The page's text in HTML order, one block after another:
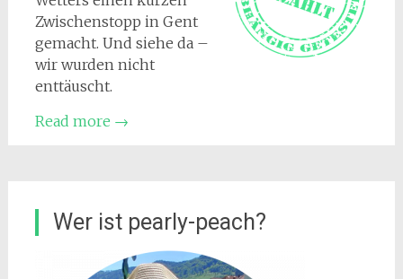
Zwischenstopp in Gent
gemacht. Und siehe da –
wir wurden nicht
enttäuscht.
Read more →
Wer ist pearly-peach?